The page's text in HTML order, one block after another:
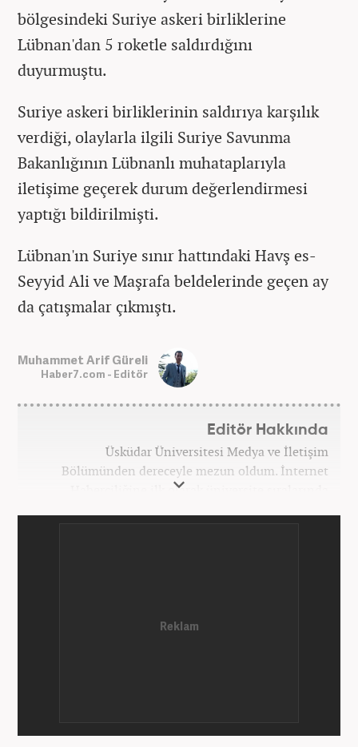
bölgesindeki Suriye askeri birliklerine
Lübnan'dan 5 roketle saldırdığını
duyurmuştu.
Suriye askeri birliklerinin saldırıya karşılık
verdiği, olaylarla ilgili Suriye Savunma
Bakanlığının Lübnanlı muhataplarıyla
iletişime geçerek durum değerlendirmesi
yaptığı bildirilmişti.
Lübnan'ın Suriye sınır hattındaki Havş es-
Seyyid Ali ve Maşrafa beldelerinde geçen ay
da çatışmalar çıkmıştı.
Muhammet Arif Güreli
Haber7.com - Editör
Editör Hakkında
Üsküdar Üniversitesi Medya ve İletişim
Bölümünden dereceyle mezun oldum. İnternet
Haberciliğine ilk olarak üniversite sıralarında
grafik ve video hazırladım. Kariyerime Haber7'de